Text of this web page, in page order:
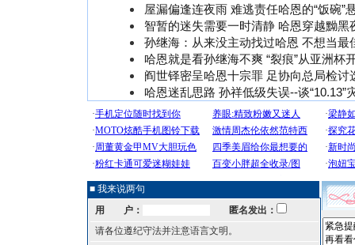
屋漏偏逢连夜雨 难逃责任哈恩的“饭碗”
智暂的迷失需要一时清静 哈恩穿越黝黑
孙继海：从来没主动找过哈恩 不想当最
哈恩就是看孙继海不爽 “裂痕”从亚洲杯
阎世铎密呈哈恩十宗罪 足协向总局检讨
哈恩迷乱思路 孙祥低级失误--谈“10.13”
■ 我来说两句
用 户：
匿名发出：
请各位遵纪守法并注意语言文明。